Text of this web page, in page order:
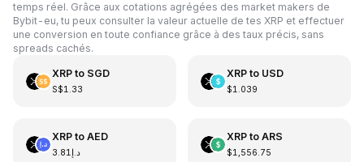
temps réel. Grâce aux cotations agrégées des market makers de
Bybit-eu, tu peux consulter la valeur actuelle de tes XRP et effectuer
une conversion en toute confiance grâce à des taux précis, sans
spreads cachés.
XRPto SGD
S$1.33
XRPto USD
$1.039
XRPto AED
د.إ3.81
XRPto ARS
$1,556.75